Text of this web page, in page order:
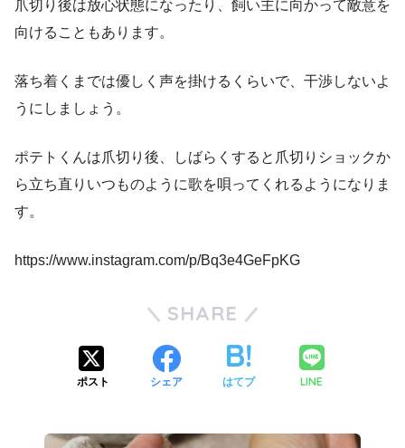
爪切り後は放心状態になったり、飼い主に向かって敵意を
向けることもあります。
落ち着くまでは優しく声を掛けるくらいで、干渉しないよ
うにしましょう。
ポテトくんは爪切り後、しばらくすると爪切りショックか
ら立ち直りいつものように歌を唄ってくれるようになりま
す。
https://www.instagram.com/p/Bq3e4GeFpKG
SHARE
ポスト シェア はてブ LINE